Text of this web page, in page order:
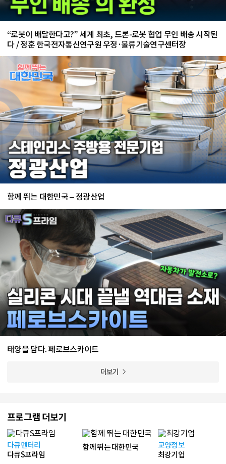
“로봇이 배달한다고?” 세계 최초, 드론-로봇 협업 무인 배송 시작된
다 / 정훈 한국전자통신연구원 우정·물류기술연구센터장
함께 뛰는 대한민국 – 정광산업
태양을 담다. 페로브스카이트
더보기
프로그램 더보기
다큐멘터리
다큐S프라임
함께 뛰는 대한민국
교양정보
최강기업